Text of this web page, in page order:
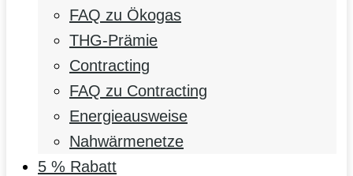
FAQ zu Ökogas
THG-Prämie
Contracting
FAQ zu Contracting
Energieausweise
Nahwärmenetze
5 % Rabatt